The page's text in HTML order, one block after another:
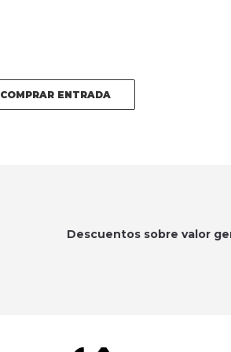
COMPRAR ENTRADA
Descuentos sobre valor